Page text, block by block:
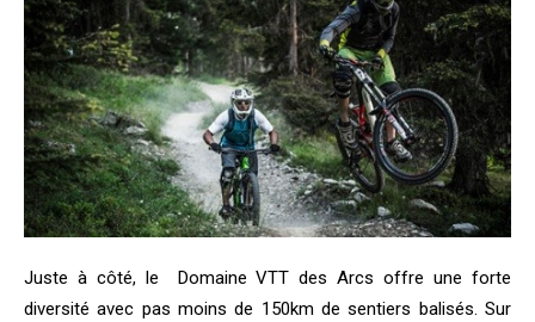
Juste à côté, le Domaine VTT des Arcs offre une forte
diversité avec pas moins de 150km de sentiers balisés. Sur